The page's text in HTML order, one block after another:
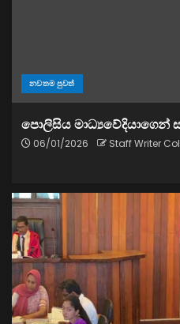
නවතම පුවත්
පොලිසිය මාධ්‍යවේදියාගෙන්
06/01/2026 Staff Writer